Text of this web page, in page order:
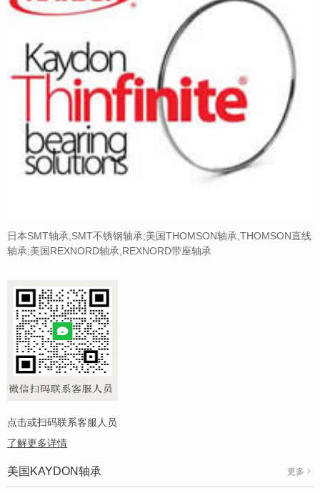
日本SMT轴承,SMT不锈钢轴承;美国THOMSON轴承,THOMSON直线
轴承;美国REXNORD轴承,REXNORD带座轴承
点击或扫码联系客服人员
了解更多详情
美国KAYDON轴承 更多